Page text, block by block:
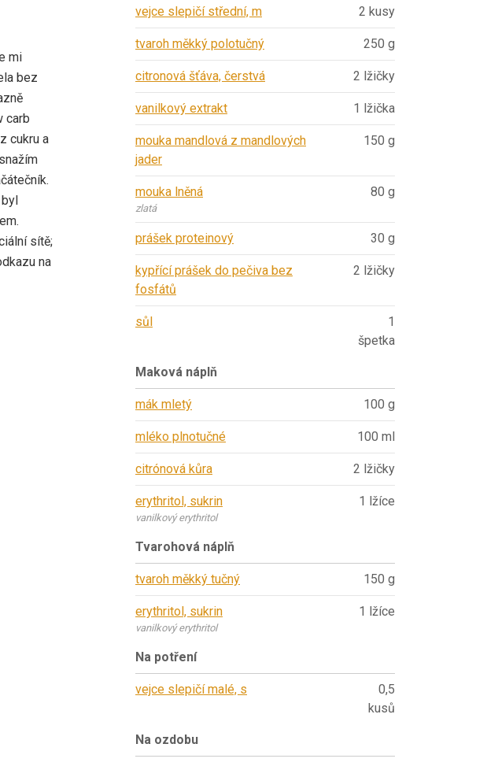
mi
bez
carb
cukru a
sítě;
na
vejce slepičí střední, m 2 kusy
tvaroh měkký polotučný 250 g
citronová šťáva, čerstvá 2 lžičky
vanilkový extrakt 1 lžička
mouka mandlová z mandlových
jader
150 g
mouka lněná
zlatá
80 g
prášek proteinový 30 g
kypřící prášek do pečiva bez
fosfátů
2 lžičky
sůl
1
špetka
Maková náplň
mák mletý 100 g
mléko plnotučné 100 ml
citrónová kůra 2 lžičky
erythritol, sukrin
vanilkový erythritol
1 lžíce
Tvarohová náplň
tvaroh měkký tučný 150 g
erythritol, sukrin
vanilkový erythritol
1 lžíce
Na potření
vejce slepičí malé, s
0,5
kusů
Na ozdobu